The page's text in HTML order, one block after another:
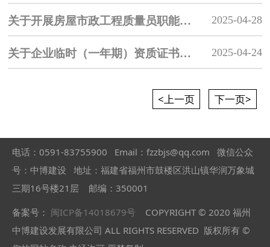
关于开展房屋市政工程质量员职能强化专项整治的通知【福建住建厅】 2025-04-28
关于企业临时（一年期）资质证书延续有关事项的通知【福建住建厅】 2025-04-24
<上一页 下一页>
电话：0591-83755900 Email：fzzbjs@qq.com 微信公众
号：中博建设地址：福建省福州市鼓楼区洪山镇华润万象城
三期16号楼21层 邮编：350001
备案号： 闽ICP备14018679号 COPYRIGHT © 2020 福州
中博建设发展有限公司 ALL RIGHTS RESERVED 版权所有 ©